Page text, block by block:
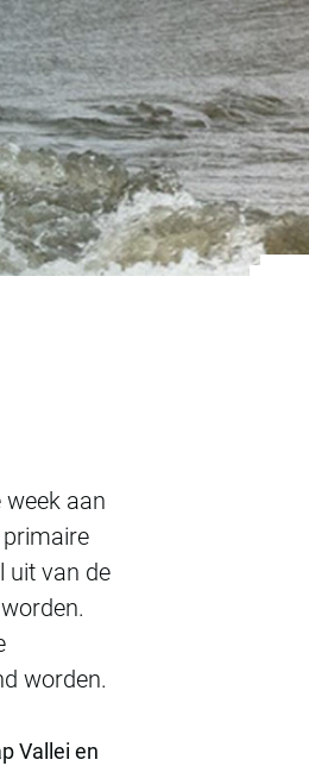
aan
uit van de
worden.
Vallei en